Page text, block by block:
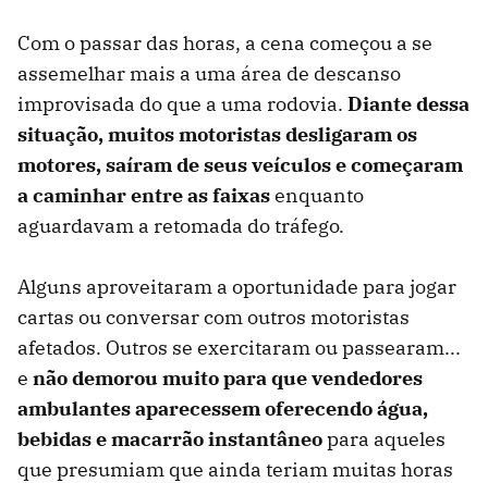
Com o passar das horas, a cena começou a se
assemelhar mais a uma área de descanso
improvisada do que a uma rodovia. Diante dessa
situação, muitos motoristas desligaram os
motores, saíram de seus veículos e começaram
a caminhar entre as faixasenquanto
aguardavam a retomada do tráfego.
Alguns aproveitaram a oportunidade para jogar
cartas ou conversar com outros motoristas
afetados. Outros se exercitaram ou passearam...
e não demorou muito para que vendedores
ambulantes aparecessem oferecendo água,
bebidas e macarrão instantâneopara aqueles
que presumiam que ainda teriam muitas horas